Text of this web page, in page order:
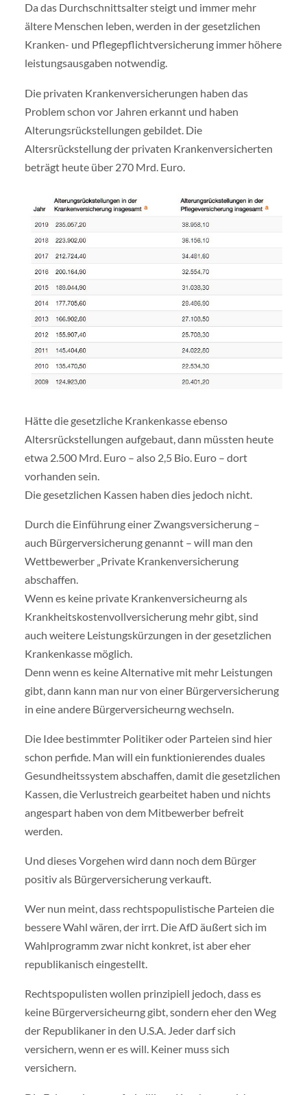
Da das Durchschnittsalter steigt und immer mehr
ältere Menschen leben, werden in der gesetzlichen
Kranken- und Pflegepflichtversicherung immer höhere
leistungsausgaben notwendig.
Die privaten Krankenversicherungen haben das
Problem schon vor Jahren erkannt und haben
Alterungsrückstellungen gebildet. Die
Altersrückstellung der privaten Krankenversicherten
beträgt heute über 270 Mrd. Euro.
Hätte die gesetzliche Krankenkasse ebenso
Altersrückstellungen aufgebaut, dann müssten heute
etwa 2.500 Mrd. Euro – also 2,5 Bio. Euro – dort
vorhanden sein.
Die gesetzlichen Kassen haben dies jedoch nicht.
Durch die Einführung einer Zwangsversicherung –
auch Bürgerversicherung genannt – will man den
Wettbewerber „Private Krankenversicherung
abschaffen.
Wenn es keine private Krankenversicheurng als
Krankheitskostenvollversicherung mehr gibt, sind
auch weitere Leistungskürzungen in der gesetzlichen
Krankenkasse möglich.
Denn wenn es keine Alternative mit mehr Leistungen
gibt, dann kann man nur von einer Bürgerversicherung
in eine andere Bürgerversicheurng wechseln.
Die Idee bestimmter Politiker oder Parteien sind hier
schon perfide. Man will ein funktionierendes duales
Gesundheitssystem abschaffen, damit die gesetzlichen
Kassen, die Verlustreich gearbeitet haben und nichts
angespart haben von dem Mitbewerber befreit
werden.
Und dieses Vorgehen wird dann noch dem Bürger
positiv als Bürgerversicherung verkauft.
Wer nun meint, dass rechtspopulistische Parteien die
bessere Wahl wären, der irrt. Die AfD äußert sich im
Wahlprogramm zwar nicht konkret, ist aber eher
republikanisch eingestellt.
Rechtspopulisten wollen prinzipiell jedoch, dass es
keine Bürgerversicheurng gibt, sondern eher den Weg
der Republikaner in den U.S.A. Jeder darf sich
versichern, wenn er es will. Keiner muss sich
versichern.